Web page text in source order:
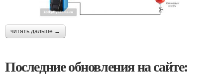
читать дальше →
Последние обновления на сайте: